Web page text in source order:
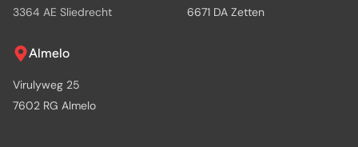
3364 AE Sliedrecht
6671 DA Zetten
Almelo
Virulyweg 25
7602 RG Almelo